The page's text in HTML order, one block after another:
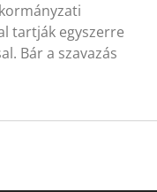
tartják egyszerre
Bár a szavazás